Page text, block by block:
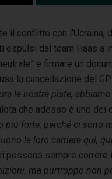
il conflitto con
espulsi dal team Haas a
e firmare un
la cancellazione del
le nostre piste,
che adesso è uno
più forte, perché ci sono
le loro carriere qui,
possono sempre correre
ma purtroppo non